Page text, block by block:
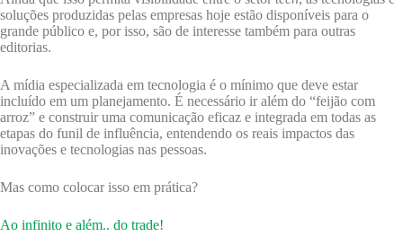
soluções produzidas pelas empresas hoje estão disponíveis para o
grande público e, por isso, são de interesse também para outras
editorias.
A mídia especializada em tecnologia é o mínimo que deve estar
incluído em um planejamento. É necessário ir além do “feijão com
arroz” e construir uma comunicação eficaz e integrada em todas as
etapas do funil de influência, entendendo os reais impactos das
inovações e tecnologias nas pessoas.
Mas como colocar isso em prática?
Ao infinito e além.. do trade!